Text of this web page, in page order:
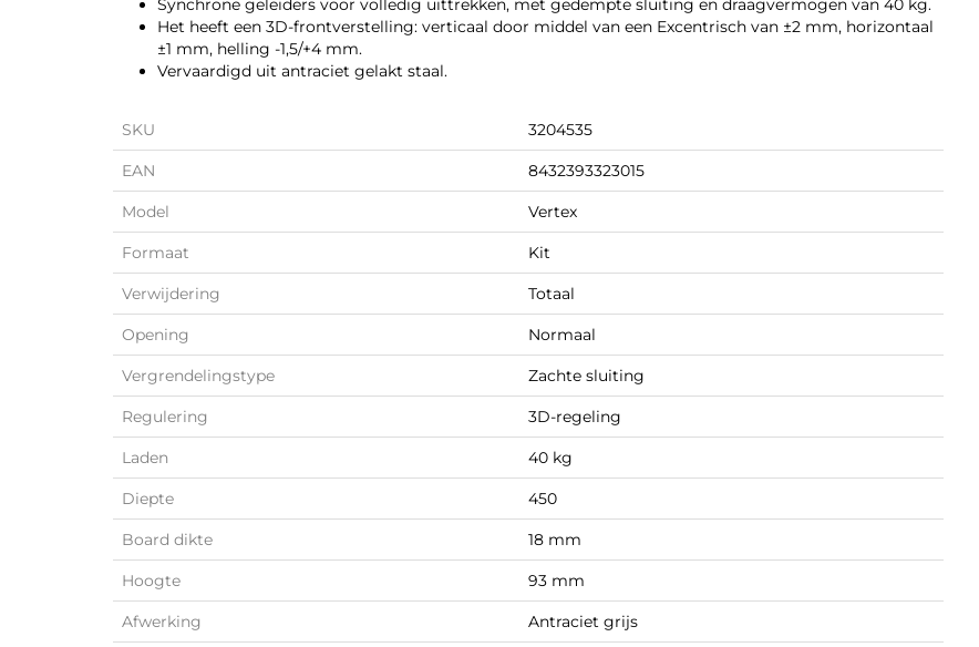
Synchrone geleiders voor volledig uittrekken, met gedempte sluiting en draagvermogen van 40 kg.
Het heeft een 3D-frontverstelling: verticaal door middel van een Excentrisch van ±2 mm, horizontaal
±1 mm, helling -1,5/+4 mm.
Vervaardigd uit antraciet gelakt staal.
SKU 3204535
EAN 8432393323015
Model Vertex
Formaat Kit
Verwijdering Totaal
Opening Normaal
Vergrendelingstype Zachte sluiting
Regulering 3D-regeling
Laden 40 kg
Diepte 450
Board dikte 18 mm
Hoogte 93 mm
Afwerking Antraciet grijs